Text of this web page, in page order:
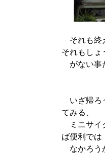
それも終
それもしょ
がない事
いざ帰ろ
てみる、
ミニサイ
ば便利では
なかろう